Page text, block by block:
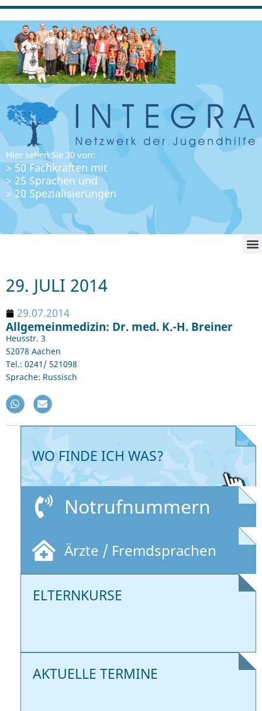
Hier sehen Sie 30 von:
> 50 Fachkräften mit
> 25 Sprachen und
> 20 Spezialisierungen
29. JULI 2014
29.07.2014
Allgemeinmedizin: Dr. med. K.-H. Breiner
Heusstr. 3
52078 Aachen
Tel.: 0241/ 521098
Sprache: Russisch
WO FINDE ICH WAS?
Notrufnummern
Ärzte / Fremdsprachen
ELTERNKURSE
AKTUELLE TERMINE